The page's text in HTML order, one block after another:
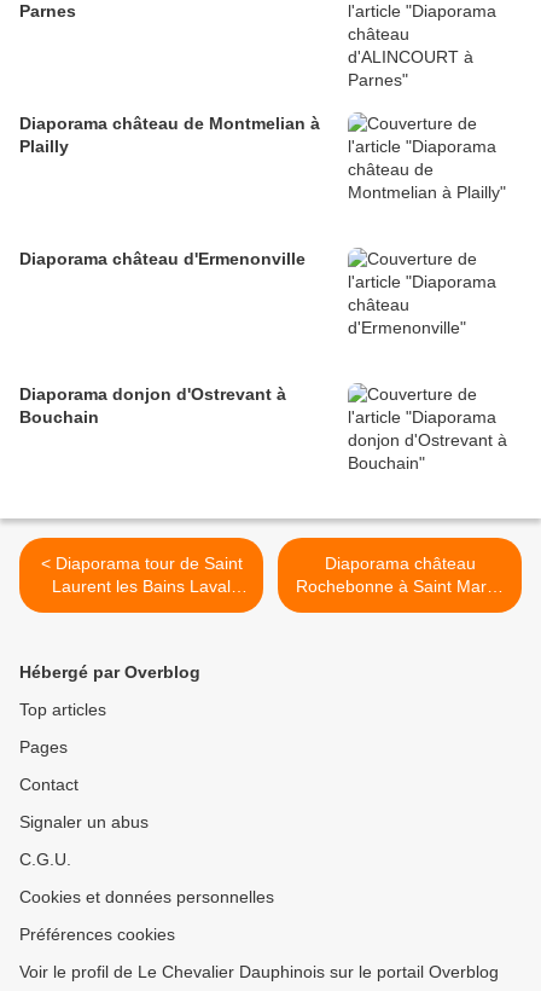
Parnes
Diaporama château de Montmelian à
Plailly
Diaporama château d'Ermenonville
Diaporama donjon d'Ostrevant à
Bouchain
< Diaporama tour de Saint
Laurent les Bains Laval
d'Aurélie
Diaporama château
Rochebonne à Saint Martin
de Valamas >
Hébergé par Overblog
Top articles
Pages
Contact
Signaler un abus
C.G.U.
Cookies et données personnelles
Préférences cookies
Voir le profil de Le Chevalier Dauphinois sur le portail Overblog